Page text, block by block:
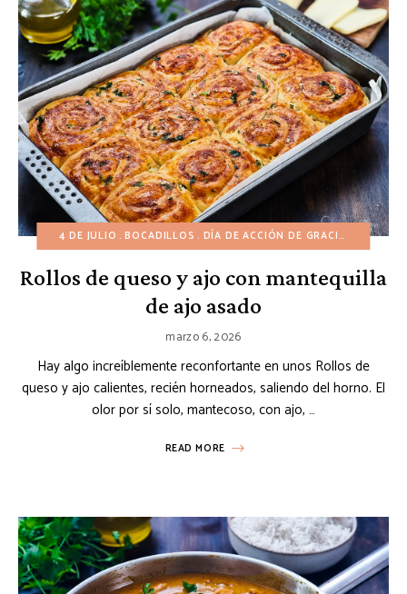
4 DE JULIO BOCADILLOS DÍA DE ACCIÓN DE GRACIAS
Rollos de queso y ajo con mantequilla
de ajo asado
marzo 6, 2026
Hay algo increíblemente reconfortante en unos Rollos de
queso y ajo calientes, recién horneados, saliendo del horno. El
olor por sí solo, mantecoso, con ajo, …
READ MORE